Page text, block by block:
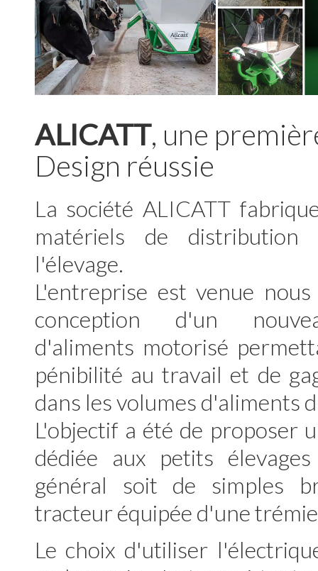
ALICATT, une
Design réussie
La société ALICATT
matériels de distribution
l'élevage.
L'entreprise est venue
conception d'un
d'aliments motorisé
pénibilité au travail et de
dans les volumes d'aliments
L'objectif a été de proposer
dédiée aux petits
général soit de simples
tracteur équipée d'une
Le choix d'utiliser